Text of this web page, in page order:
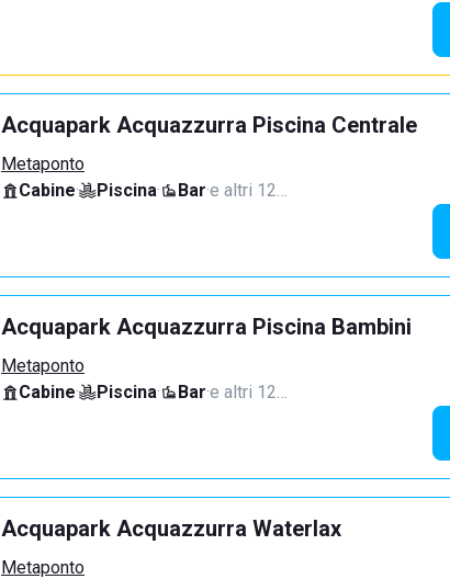
Acquapark Acquazzurra Piscina Centrale
Metaponto
Cabine· Piscina· Bar·e altri 12…
Acquapark Acquazzurra Piscina Bambini
Metaponto
Cabine· Piscina· Bar·e altri 12…
Acquapark Acquazzurra Waterlax
Metaponto